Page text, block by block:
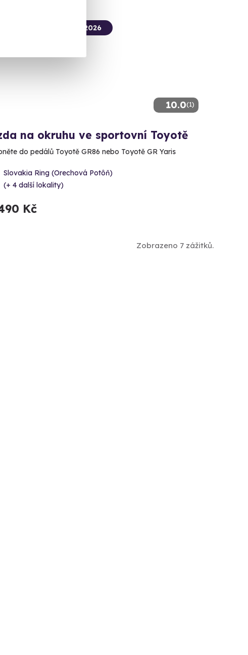
10.0(1)
Volný termín už 14. 08. 2026
na okruhu ve sportovní Toyotě
do pedálů Toyotě GR86 nebo Toyotě GR Yaris
Slovakia Ring (Orechová Potôň)
(+ 4 další lokality)
Kč
Zobrazeno 7 zážitků.